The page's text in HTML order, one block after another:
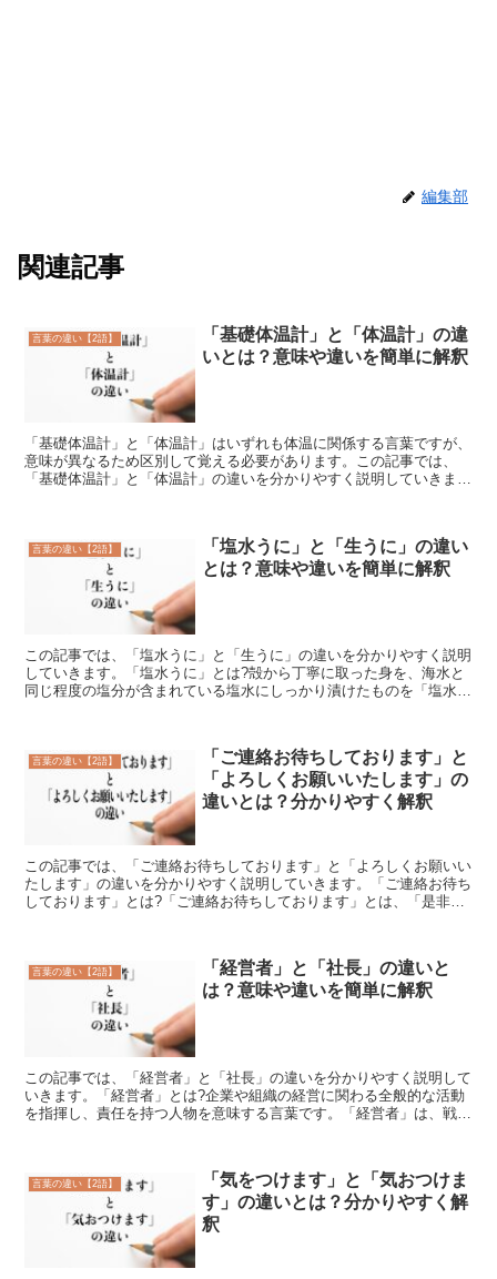
編集部
関連記事
言葉の違い【2語】
「基礎体温計」と「体温計」の違
いとは？意味や違いを簡単に解釈
「基礎体温計」と「体温計」はいずれも体温に関係する言葉ですが、
意味が異なるため区別して覚える必要があります。この記事では、
「基礎体温計」と「体温計」の違いを分かりやすく説明していきま
言葉の違い【2語】
「塩水うに」と「生うに」の違い
とは？意味や違いを簡単に解釈
この記事では、「塩水うに」と「生うに」の違いを分かりやすく説明
していきます。「塩水うに」とは?殻から丁寧に取った身を、海水と
同じ程度の塩分が含まれている塩水にしっかり漬けたものを「塩水う
言葉の違い【2語】
「ご連絡お待ちしております」と
「よろしくお願いいたします」の
違いとは？分かりやすく解釈
この記事では、「ご連絡お待ちしております」と「よろしくお願いい
たします」の違いを分かりやすく説明していきます。「ご連絡お待ち
しております」とは?「ご連絡お待ちしております」とは、「是非連
言葉の違い【2語】
「経営者」と「社長」の違いと
は？意味や違いを簡単に解釈
この記事では、「経営者」と「社長」の違いを分かりやすく説明して
いきます。「経営者」とは?企業や組織の経営に関わる全般的な活動
を指揮し、責任を持つ人物を意味する言葉です。「経営者」は、戦略
言葉の違い【2語】
「気をつけます」と「気おつけま
す」の違いとは？分かりやすく解
釈